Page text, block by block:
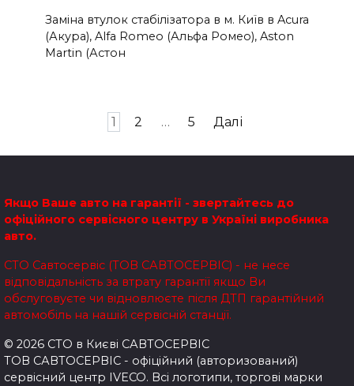
Заміна втулок стабілізатора в м. Київ в Acura
(Акура), Alfa Romeo (Альфа Ромео), Aston
Martin (Астон
1 2 … 5 Далі
Якщо Ваше авто на гарантії - звертайтесь до
офіційного сервісного центру в Україні виробника
авто.
СТО Савтосервіс (ТОВ САВТОСЕРВІС) - не несе
відповідальність за втрату гарантії якщо Ви
обслуговуєте чи відновлюєте після ДТП гарантійний
автомобіль на нашій сервісній станції.
© 2026 СТО в Києві САВТОСЕРВІС
ТОВ САВТОСЕРВІС - офіційний (авторизований)
сервісний центр IVECO. Всі логотипи, торгові марки